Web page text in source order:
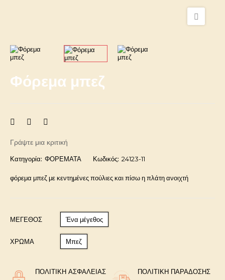
Φόρεμα μπεζ
Γράψτε μια κριτική
Κατηγορία: ΦΟΡΕΜΑΤΑ Κωδικός: 24123-11
φόρεμα μπεζ με κεντημένες πούλιες και πίσω η πλάτη ανοιχτή
ΜΈΓΕΘΟΣ Ένα μέγεθος
ΧΡΩΜΑ Μπεζ
ΠΟΛΙΤΙΚΉ ΑΣΦΑΛΕΊΑΣ
ΠΟΛΙΤΙΚΉ ΠΑΡΆΔΟΣΗΣ